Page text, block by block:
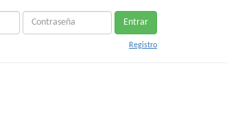
Entrar
Registro